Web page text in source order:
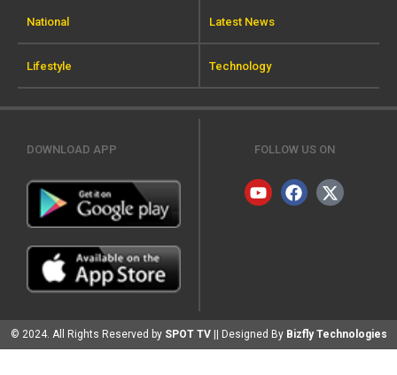
National Latest News
Lifestyle Technology
DOWNLOAD APP FOLLOW US ON
© 2024. All Rights Reserved by SPOT TV || Designed By Bizfly Technologies